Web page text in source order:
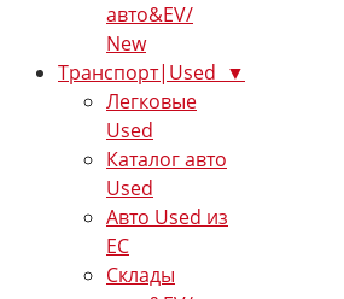
авто&EV/
New
Транспорт|Used ▼
Легковые
Used
Каталог авто
Used
Авто Used из
ЕС
Склады